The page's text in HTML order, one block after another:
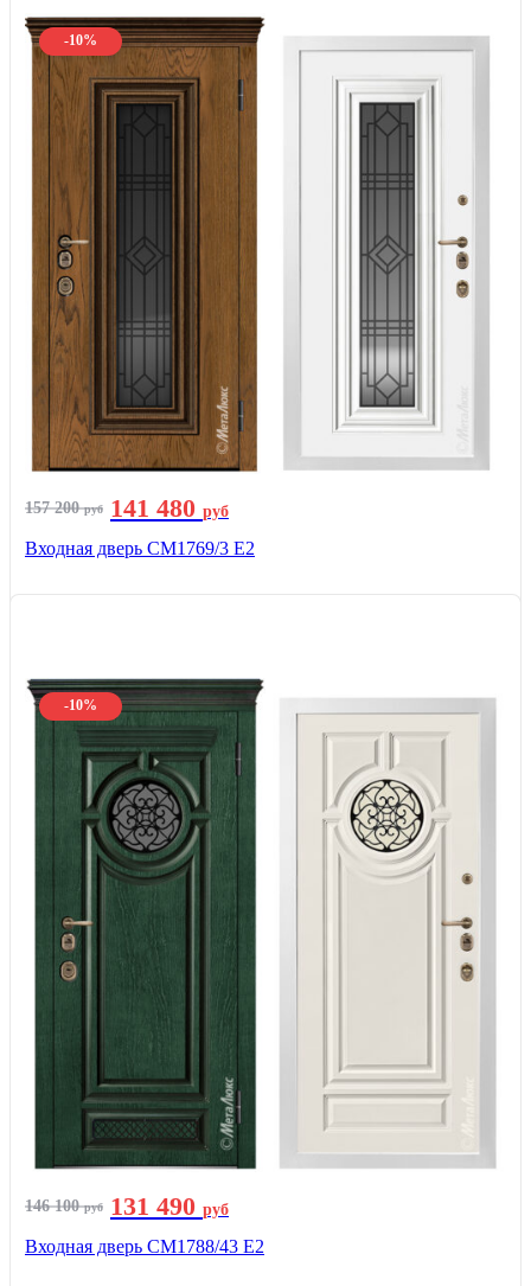
-10%
157 200руб 141 480 руб
Входная дверь СМ1769/3 Е2
-10%
146 100руб 131 490 руб
Входная дверь СМ1788/43 E2